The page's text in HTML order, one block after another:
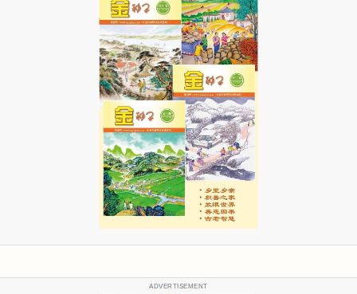
ADVERTISEMENT